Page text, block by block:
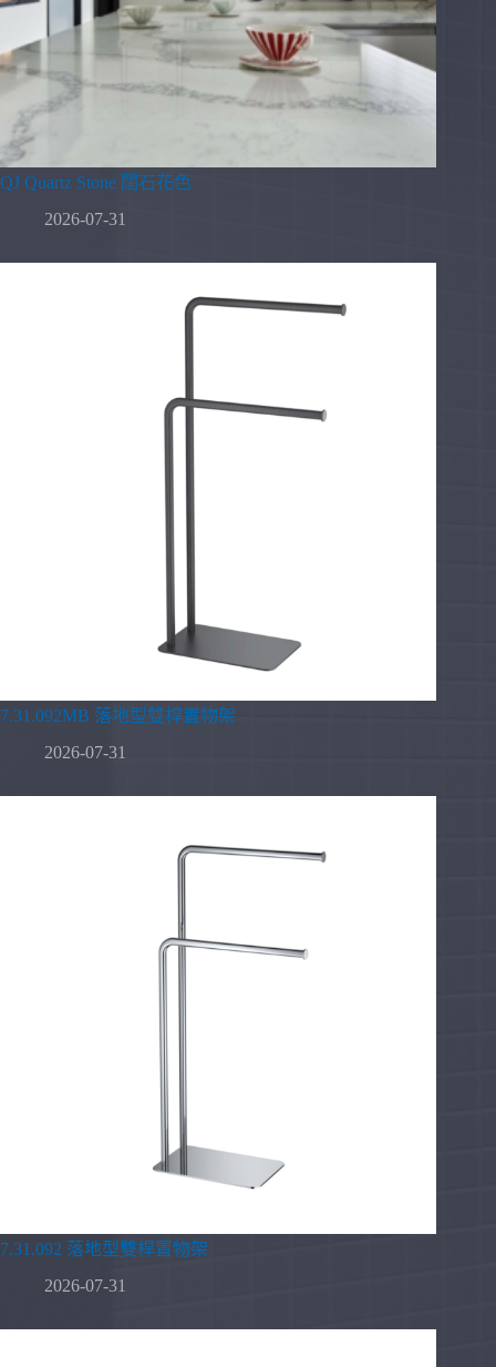
QJ Quartz Stone 闊石花色
2026-07-31
7.31.092MB 落地型雙桿置物架
2026-07-31
7.31.092 落地型雙桿置物架
2026-07-31